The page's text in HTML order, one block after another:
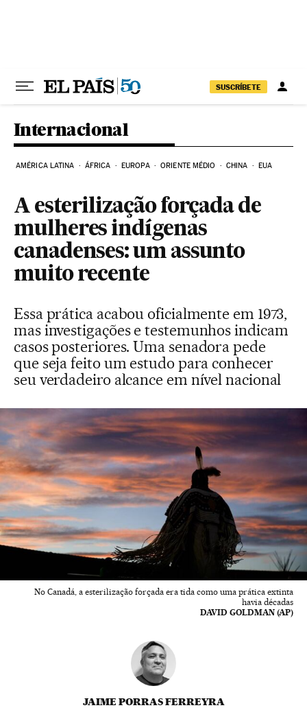
SUSCRÍBETE
Internacional
AMÉRICA LATINA ÁFRICA EUROPA ORIENTE MÉDIO CHINA EUA
A esterilização forçada de
mulheres indígenas
canadenses: um assunto
muito recente
Essa prática acabou oficialmente em 1973,
mas investigações e testemunhos indicam
casos posteriores. Uma senadora pede
que seja feito um estudo para conhecer
seu verdadeiro alcance em nível nacional
No Canadá, a esterilização forçada era tida como uma prática extinta
havia décadas
DAVID GOLDMAN (AP)
JAIME PORRAS FERREYRA